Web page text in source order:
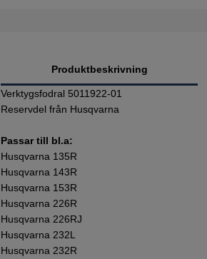
Produktbeskrivning
Verktygsfodral 5011922-01
Reservdel från Husqvarna
Passar till bl.a:
Husqvarna 135R
Husqvarna 143R
Husqvarna 153R
Husqvarna 226R
Husqvarna 226RJ
Husqvarna 232L
Husqvarna 232R